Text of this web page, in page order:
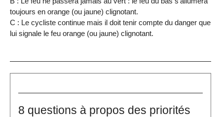
toujours en orange (ou jaune) clignotant.
C : Le cycliste continue mais il doit tenir compte du danger que
lui signale le feu orange (ou jaune) clignotant.
8 questions à propos des priorités